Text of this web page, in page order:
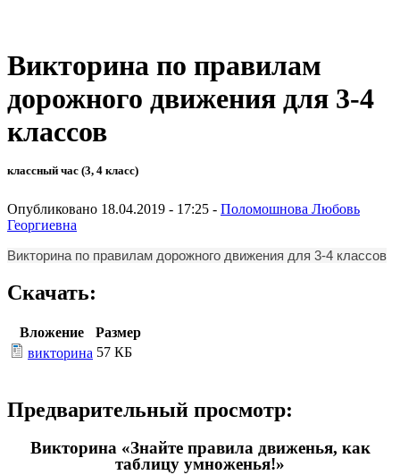
Викторина по правилам
дорожного движения для 3-4
классов
классный час (3, 4 класс)
Опубликовано 18.04.2019 - 17:25 - Поломошнова Любовь
Георгиевна
Викторина по правилам дорожного движения для 3-4 классов
Скачать:
Вложение
Размер
викторина 57 КБ
Предварительный просмотр:
Викторина «Знайте правила движенья, как
таблицу умноженья!»